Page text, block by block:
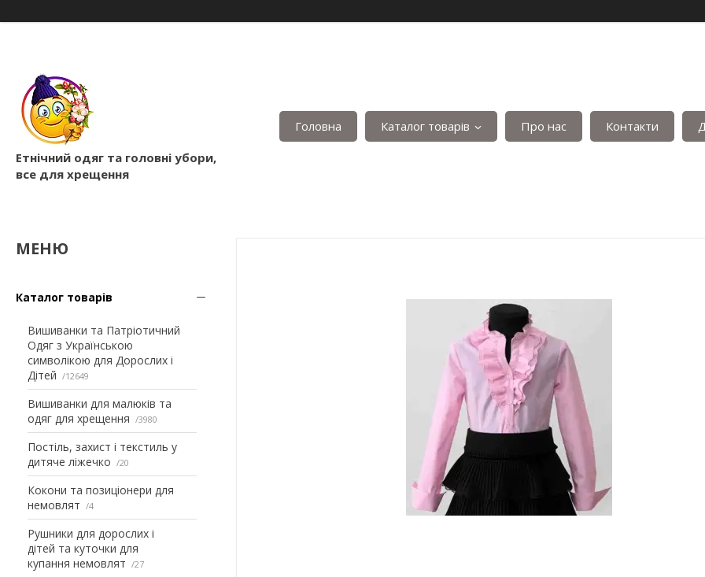
Етнічний одяг та головні убори,
все для хрещення
Головна Каталог товарів Про нас Контакти
Каталог товарів
Вишиванки та Патріотичний
Одяг з Українською
символікою для Дорослих і
Дітей
12649
Вишиванки для малюків та
одяг для хрещення
3980
Постіль, захист і текстиль у
дитяче ліжечко
20
Кокони та позиціонери для
немовлят
4
Рушники для дорослих і
дітей та куточки для
купання немовлят
27